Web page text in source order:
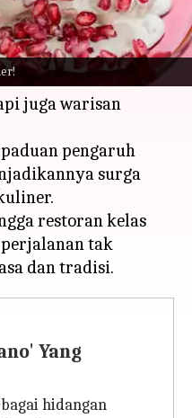
tidak hanya
warni dan
juga warisan
pengaruh
surga
restoran kelas
tak
Yang
hidangan